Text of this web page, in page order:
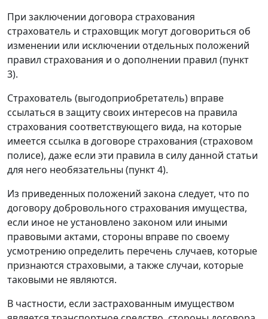
При заключении договора страхования
страхователь и страховщик могут договориться об
изменении или исключении отдельных положений
правил страхования и о дополнении правил (пункт
3).
Страхователь (выгодоприобретатель) вправе
ссылаться в защиту своих интересов на правила
страхования соответствующего вида, на которые
имеется ссылка в договоре страхования (страховом
полисе), даже если эти правила в силу данной статьи
для него необязательны (пункт 4).
Из приведенных положений закона следует, что по
договору добровольного страхования имущества,
если иное не установлено законом или иными
правовыми актами, стороны вправе по своему
усмотрению определить перечень случаев, которые
признаются страховыми, а также случаи, которые
таковыми не являются.
В частности, если застрахованным имуществом